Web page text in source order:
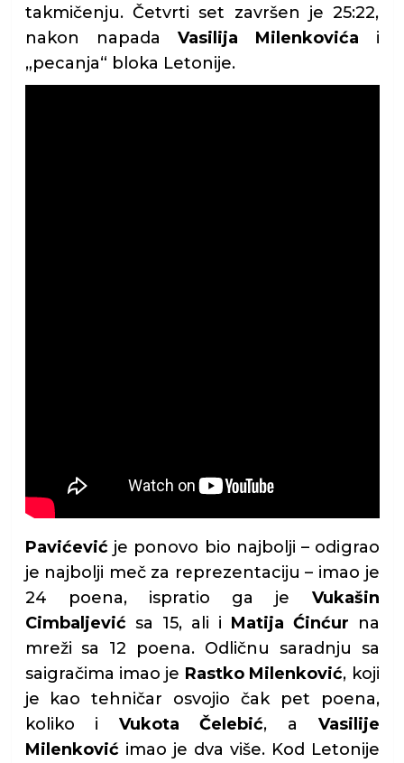
takmičenju. Četvrti set završen je 25:22,
nakon napada Vasilija Milenkovića i
„pecanja“ bloka Letonije.
Pavićevićje ponovo bio najbolji – odigrao
je najbolji meč za reprezentaciju – imao je
24 poena, ispratio ga je Vukašin
Cimbaljevićsa 15, ali i Matija Ćinćur na
mreži sa 12 poena. Odličnu saradnju sa
saigračima imao je Rastko Milenković, koji
je kao tehničar osvojio čak pet poena,
koliko i Vukota Čelebić, a Vasilije
Milenkovićimao je dva više. Kod Letonije